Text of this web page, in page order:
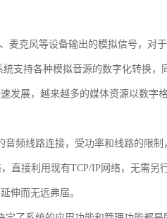
麦克风等设备输出的模拟信号，对
支持各种模拟音源的数字化转换，
发展，越来越多的媒体资源以数字
频线路连接，受功率和线路的限
直接利用现有TCP/IP网络，无需另
伸而无远弗届。